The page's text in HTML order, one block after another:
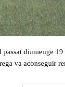
diumenge
va aconseguir